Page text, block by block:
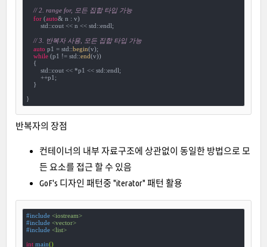
// 2. range for, 모든 집합 타입 가능
for (auto& n : v)
        std::cout << n << std::endl;
// 3. 반복자 사용, 모든 집합 타입 가능
auto p1 = std::begin(v);
while (p1 != std::end(v))
    {
        std::cout << *p1 << std::endl;
        ++p1;
    }
}
반복자의 장점
컨테이너의 내부 자료구조에 상관없이 동일한 방법으로 모
든 요소를 접근 할 수 있음
GoF's 디자인 패턴중 "iterator" 패턴 활용
#include <iostream>
#include <vector>
#include <list>
int main()